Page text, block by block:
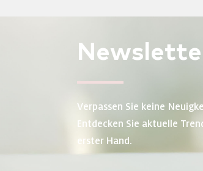
Verpassen Sie keine
Entdecken Sie aktuelle
erster Hand.